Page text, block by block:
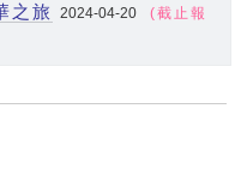
之旅 2024-04-20
(截止報